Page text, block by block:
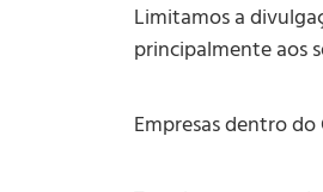
Limitamos a
principalmente aos
Empresas dentro